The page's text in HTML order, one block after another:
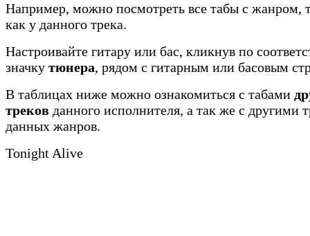
Например, можно посмотреть все табы с жанром,
как у данного трека.
Настроивайте гитару или бас, кликнув по
значку тюнера, рядом с гитарным или басовым
В таблицах ниже можно ознакомиться с табами
треков данного исполнителя, а так же с другими
данных жанров.
Tonight Alive